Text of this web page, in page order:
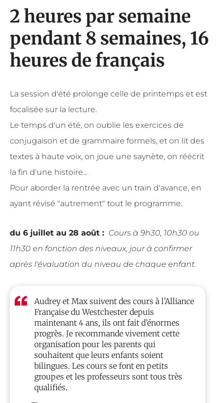
2 heures par semaine
pendant 8 semaines, 16
heures de français
La session d'été prolonge celle de printemps et est
focalisée sur la lecture.
Le temps d'un été, on oublie les exercices de
conjugaison et de grammaire formels, et on lit des
textes à haute voix, on joue une saynète, on réécrit
la fin d'une histoire...
Pour aborder la rentrée avec un train d'avance, en
ayant révisé "autrement" tout le programme.
du 6 juillet au 28 août : Cours à 9h30, 10h30 ou
11h30 en fonction des niveaux, jour à confirmer
après l'évaluation du niveau de chaque enfant.
Audrey et Max suivent des cours à l’Alliance
Française du Westchester depuis
maintenant 4 ans, ils ont fait d’énormes
progrès. Je recommande vivement cette
organisation pour les parents qui
souhaitent que leurs enfants soient
bilingues. Les cours se font en petits
groupes et les professeurs sont tous très
qualifiés.